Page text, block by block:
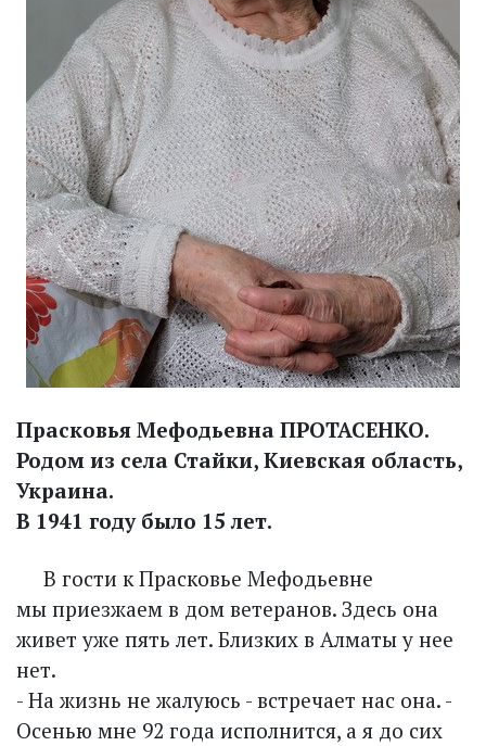
Прасковья Мефодьевна ПРОТАСЕНКО.
Родом из села Стайки, Киевская область,
Украина.
В 1941 году было 15 лет.
В гости к Прасковье Мефодьевне
мы приезжаем в дом ветеранов. Здесь она
живет уже пять лет. Близких в Алматы у нее
нет.
- На жизнь не жалуюсь - встречает нас она. -
Осенью мне 92 года исполнится, а я до сих